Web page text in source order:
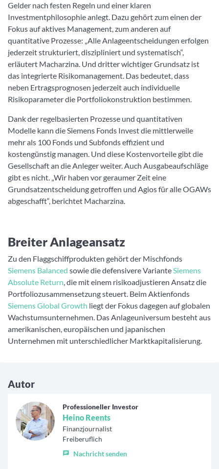
Gelder nach festen Regeln und einer klaren
Investmentphilosophie anlegt. Dazu gehört zum einen der
Fokus auf aktives Management, zum anderen auf
quantitative Prozesse: „Alle Anlageentscheidungen erfolgen
jederzeit strukturiert, diszipliniert und systematisch“,
erläutert Macharzina. Und dritter wichtiger Grundsatz ist
das integrierte Risikomanagement. Das bedeutet, dass
neben Ertragsprognosen jederzeit auch individuelle
Risikoparameter die Portfoliokonstruktion bestimmen.
Dank der regelbasierten Prozesse und quantitativen
Modelle kann die Siemens Fonds Invest die mittlerweile
mehr als 100 Fonds und Subfonds effizient und
kostengünstig managen. Und diese Kostenvorteile gibt die
Gesellschaft an die Anleger weiter. Auch Ausgabeaufschläge
gibt es nicht. „Wir haben vor geraumer Zeit eine
Grundsatzentscheidung getroffen und Agios für alle OGAWs
abgeschafft“, berichtet Macharzina.
Breiter Anlageansatz
Zu den Flaggschiffprodukten gehört der Mischfonds
Siemens Balanced sowie die defensivere VarianteSiemens
Absolute Return, die mit einem risikoadjustieren Ansatz die
Portfoliozusammensetzung steuert. Beim Aktienfonds
Siemens Global Growth liegt der Fokus dagegen auf globalen
Wachstumsunternehmen. Das Anlageuniversum besteht aus
amerikanischen, europäischen und japanischen
Unternehmen mit unterschiedlicher Marktkapitalisierung.
Autor
Professioneller Investor
Heino Reents
Finanzjournalist
Freiberuflich
Nachricht senden